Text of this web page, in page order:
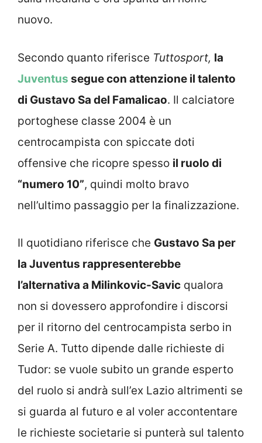
nuovo.
Secondo quanto riferisce Tuttosport, la
Juventus segue con attenzione il talento
di Gustavo Sa del Famalicao. Il calciatore
portoghese classe 2004 è un
centrocampista con spiccate doti
offensive che ricopre spesso il ruolo di
“numero 10”, quindi molto bravo
nell’ultimo passaggio per la finalizzazione.
Il quotidiano riferisce che Gustavo Sa per
la Juventus rappresenterebbe
l’alternativa a Milinkovic-Savic qualora
non si dovessero approfondire i discorsi
per il ritorno del centrocampista serbo in
Serie A. Tutto dipende dalle richieste di
Tudor: se vuole subito un grande esperto
del ruolo si andrà sull’ex Lazio altrimenti se
si guarda al futuro e al voler accontentare
le richieste societarie si punterà sul talento